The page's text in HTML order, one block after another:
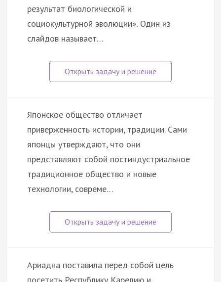
результат биологической и
социокультурной эволюции». Один из
слайдов называет…
Японское общество отличает
приверженность истории, традиции. Сами
японцы утверждают, что они
представляют собой постиндустриальное
традиционное общество и новые
технологии, совреме…
Ариадна поставила перед собой цель
посетить Республику Карелию и